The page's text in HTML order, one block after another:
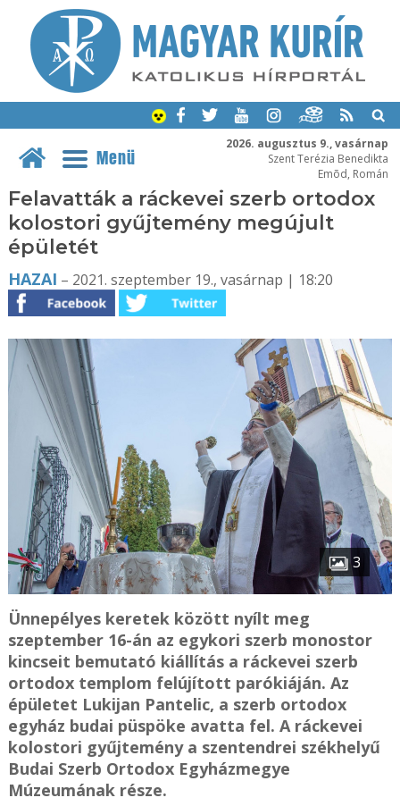
2026. augusztus 9., vasárnap
Szent Terézia Benedikta
Emõd, Román
Menü
Felavatták a ráckevei szerb ortodox
kolostori gyűjtemény megújult
épületét
HAZAI – 2021. szeptember 19., vasárnap | 18:20
3
Ünnepélyes keretek között nyílt meg
szeptember 16-án az egykori szerb monostor
kincseit bemutató kiállítás a ráckevei szerb
ortodox templom felújított parókiáján. Az
épületet Lukijan Pantelic, a szerb ortodox
egyház budai püspöke avatta fel. A ráckevei
kolostori gyűjtemény a szentendrei székhelyű
Budai Szerb Ortodox Egyházmegye
Múzeumának része.